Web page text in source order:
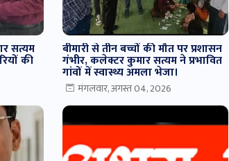
सत्यम
की
बीमारी से तीन बच्चों की मौत पर प्रशासन
गंभीर, कलेक्टर कुमार सत्यम ने प्रभावित
गांवों में स्वास्थ्य अमला भेजा।
मंगलवार, अगस्त 04, 2026